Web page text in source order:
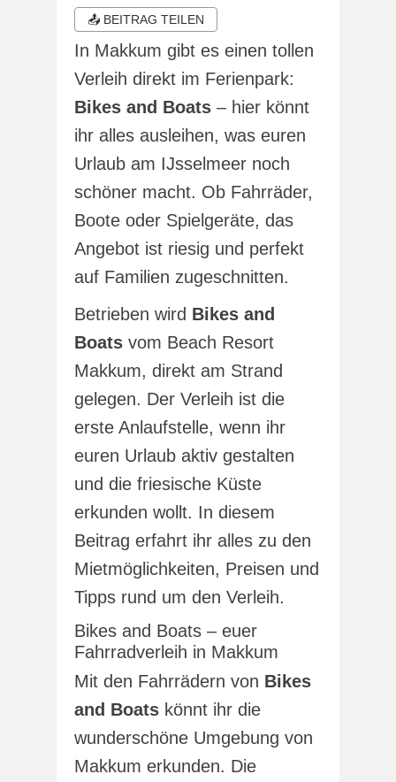
📤 BEITRAG TEILEN
In Makkum gibt es einen tollen
Verleih direkt im Ferienpark:
Bikes and Boats – hier könnt
ihr alles ausleihen, was euren
Urlaub am IJsselmeer noch
schöner macht. Ob Fahrräder,
Boote oder Spielgeräte, das
Angebot ist riesig und perfekt
auf Familien zugeschnitten.
Betrieben wird Bikes and
Boats vom Beach Resort
Makkum, direkt am Strand
gelegen. Der Verleih ist die
erste Anlaufstelle, wenn ihr
euren Urlaub aktiv gestalten
und die friesische Küste
erkunden wollt. In diesem
Beitrag erfahrt ihr alles zu den
Mietmöglichkeiten, Preisen und
Tipps rund um den Verleih.
Bikes and Boats – euer
Fahrradverleih in Makkum
Mit den Fahrrädern von Bikes
and Boats könnt ihr die
wunderschöne Umgebung von
Makkum erkunden. Die